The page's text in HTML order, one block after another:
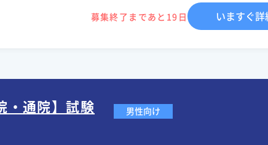
募集終了まであと19日 いますぐ
男性向け
通院】試験